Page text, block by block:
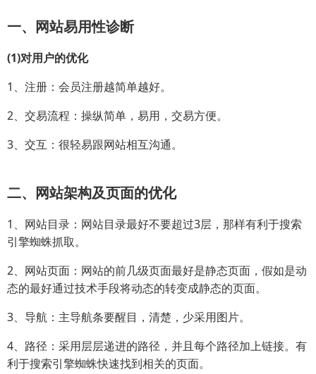
一、网站易用性诊断
(1)对用户的优化
1、注册：会员注册越简单越好。
2、交易流程：操纵简单，易用，交易方便。
3、交互：很轻易跟网站相互沟通。
二、网站架构及页面的优化
1、网站目录：网站目录最好不要超过3层，那样有利于搜索
引擎蜘蛛抓取。
2、网站页面：网站的前几级页面最好是静态页面，假如是动
态的最好通过技术手段将动态的转变成静态的页面。
3、导航：主导航条要醒目，清楚，少采用图片。
4、路径：采用层层递进的路径，并且每个路径加上链接。有
利于搜索引擎蜘蛛快速找到相关的页面。